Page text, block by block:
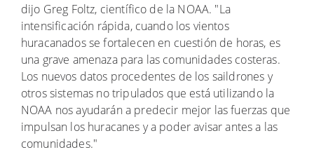
dijo Greg Foltz, científico de la NOAA. "La
intensificación rápida, cuando los vientos
huracanados se fortalecen en cuestión de horas, es
una grave amenaza para las comunidades costeras.
Los nuevos datos procedentes de los saildrones y
otros sistemas no tripulados que está utilizando la
NOAA nos ayudarán a predecir mejor las fuerzas que
impulsan los huracanes y a poder avisar antes a las
comunidades."